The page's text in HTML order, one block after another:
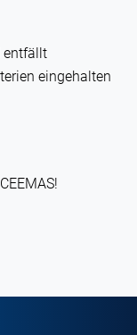
entfällt
eingehalten